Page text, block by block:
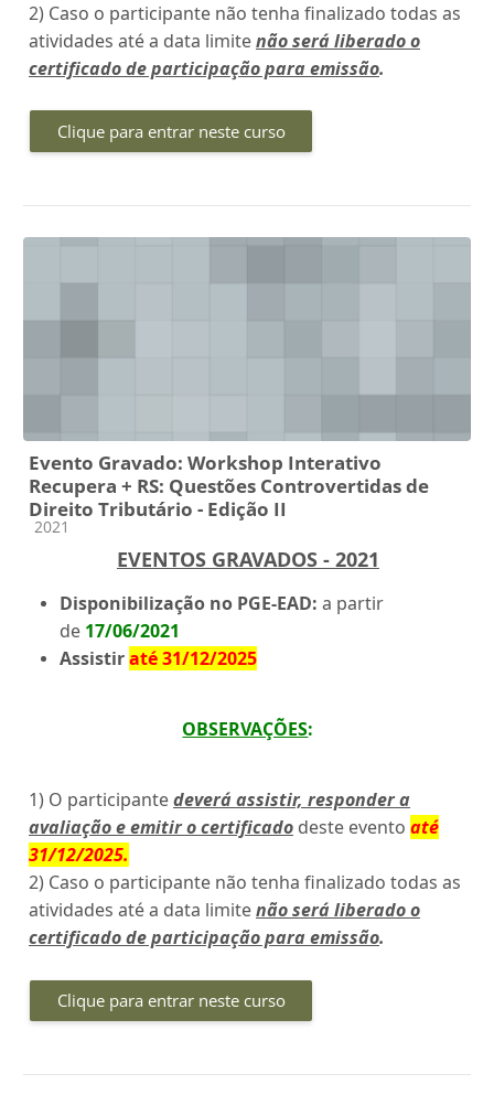
2) Caso o participante não tenha finalizado todas as
atividades até a data limitenão será liberado o
certificado de participação para emissão.
Clique para entrar neste curso
Evento Gravado: Workshop Interativo
Recupera + RS: Questões Controvertidas de
Direito Tributário - Edição II
Categoria do curso
2021
EVENTOS GRAVADOS - 2021
Disponibilização no PGE-EAD: a partir
de 17/06/2021
Assistiraté 31/12/2025
OBSERVAÇÕES:
1) O participantedeverá assistir, responder a
avaliação e emitir o certificado deste evento até
31/12/2025.
2) Caso o participante não tenha finalizado todas as
atividades até a data limitenão será liberado o
certificado de participação para emissão.
Clique para entrar neste curso